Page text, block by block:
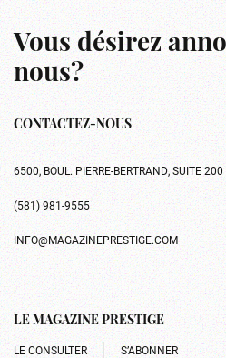
Vous désirez
nous?
CONTACTEZ-NOUS
6500, BOUL. PIERRE-BERTRAND, SUITE
(581) 981-9555
INFO@MAGAZINEPRESTIGE.COM
LE MAGAZINE PRESTIGE
LE CONSULTER S’ABONNER